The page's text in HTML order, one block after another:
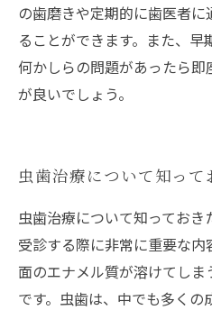
の歯磨きや定期的に歯医者
ることができます。また、早
何かしらの問題があったら
が良いでしょう。
虫歯治療について知っ
虫歯治療について知ってお
受診する際に非常に重要な
面のエナメル質が溶けてし
です。虫歯は、中でも多く